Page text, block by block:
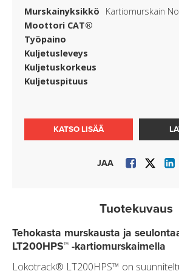
Murskainyksikkö
Kartiomurskain
Moottori CAT®
Työpaino
Kuljetusleveys
Kuljetuskorkeus
Kuljetuspituus
KATSO LISÄÄ
JAA
Tuotekuvaus
Tehokasta murskausta ja
LT200HPS™ -kartiomurskaimella
Lokotrack® LT200HPS™ on